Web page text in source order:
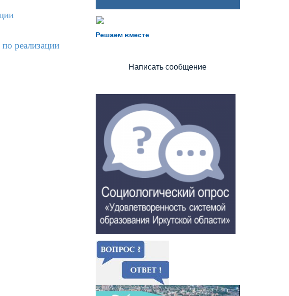
реализации
Решаем вместе
Знаете, как улучшить питание и занятия?
Написать сообщение